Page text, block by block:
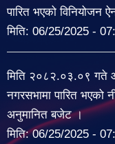
पारित भएको विनियोजन
मिति: 06/25/2025 -
मिति २०८२.०३.०९ गते
नगरसभामा पारित भएको
अनुमानित बजेट ।
मिति:06/25/2025 -